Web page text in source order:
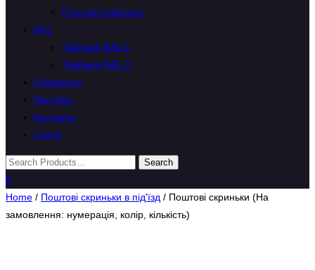
Поштові скриньки
RAL
Таблиця RAL 1
Таблиця RAL 2
Співпраця
Про Нас
Контакти
Статті
0
Home / Поштові скриньки в під'їзд / Поштові скриньки (На
замовлення: нумерація, колір, кількість)